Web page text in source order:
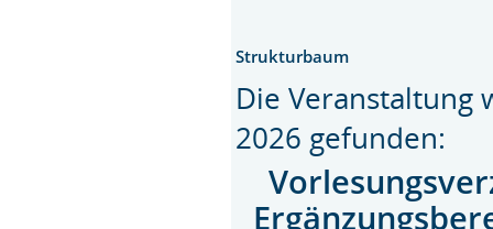
Strukturbaum
Die Veranstaltung
2026 gefunden: